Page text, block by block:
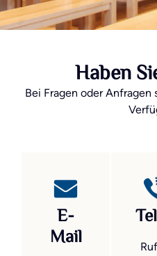
Haben
Bei Fragen oder
E-
Mail